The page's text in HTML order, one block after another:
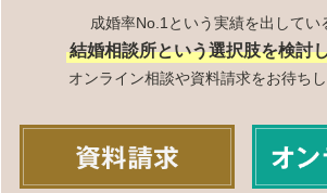
成婚率No.1という実績を出してい
結婚相談所という選択肢を検討
オンライン相談や資料請求をお待ちし